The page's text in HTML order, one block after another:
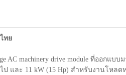
ทย
AC machinery drive module ที่ออกแบ
ป และ 11 kW (15 Hp) สำหรับงานโห